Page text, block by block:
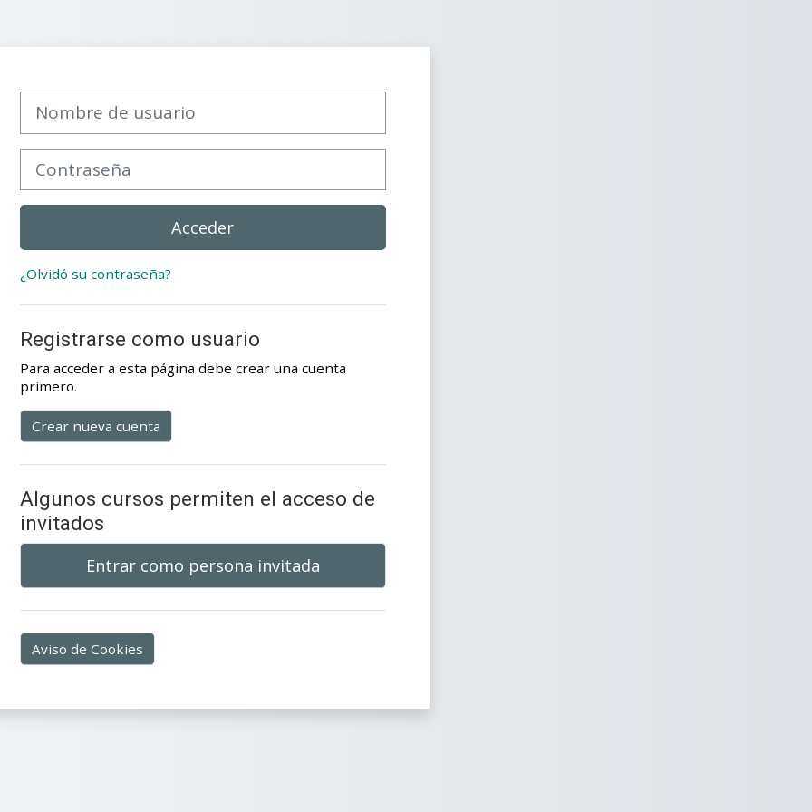
Acceder
¿Olvidó su contraseña?
Registrarse como usuario
Para acceder a esta página debe crear una cuenta
primero.
Crear nueva cuenta
Algunos cursos permiten el acceso de
invitados
Entrar como persona invitada
Aviso de Cookies